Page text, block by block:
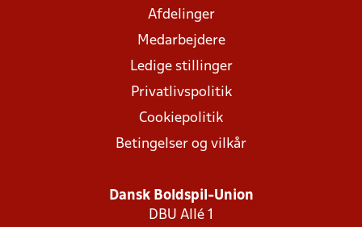
Afdelinger
Medarbejdere
Ledige stillinger
Privatlivspolitik
Cookiepolitik
Betingelser og vilkår
Dansk Boldspil-Union
DBU Allé 1